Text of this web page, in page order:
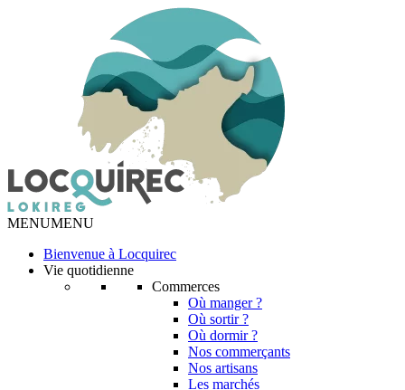
MENUMENU
Bienvenue à Locquirec
Vie quotidienne
Commerces
Où manger ?
Où sortir ?
Où dormir ?
Nos commerçants
Nos artisans
Les marchés